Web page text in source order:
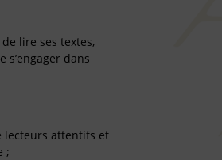
lire ses textes,
s’engager dans
lecteurs attentifs et
;